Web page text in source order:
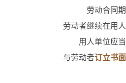
劳动合同
劳动者继续在用
用人单位应
与劳动者订立书